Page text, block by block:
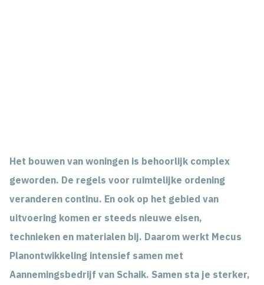
Het bouwen van woningen is behoorlijk complex
geworden. De regels voor ruimtelijke ordening
veranderen continu. En ook op het gebied van
uitvoering komen er steeds nieuwe eisen,
technieken en materialen bij. Daarom werkt Mecus
Planontwikkeling intensief samen met
Aannemingsbedrijf van Schaik. Samen sta je sterker,